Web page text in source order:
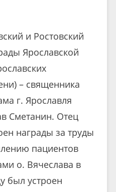
и Ростовский
Ярославской
– священника
г. Ярославля
Сметанин. Отец
награды за труды
пациентов
о. Вячеслава в
был устроен